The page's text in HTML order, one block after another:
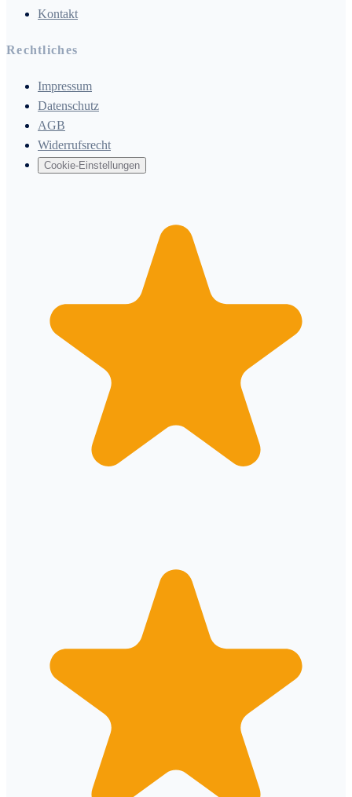
Kontakt
Rechtliches
Impressum
Datenschutz
AGB
Widerrufsrecht
Cookie-Einstellungen